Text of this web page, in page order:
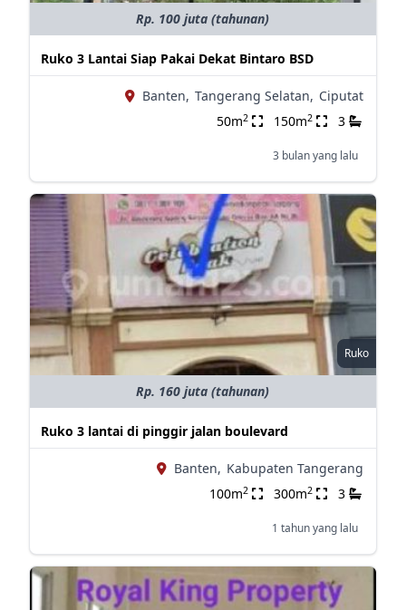
Rp. 100 juta (tahunan)
Ruko 3 Lantai Siap Pakai Dekat Bintaro BSD
Banten, Tangerang Selatan, Ciputat
50m2 150m2 3
3 bulan yang lalu
Ruko
Rp. 160 juta (tahunan)
Ruko 3 lantai di pinggir jalan boulevard
Banten, Kabupaten Tangerang
100m2 300m2 3
1 tahun yang lalu